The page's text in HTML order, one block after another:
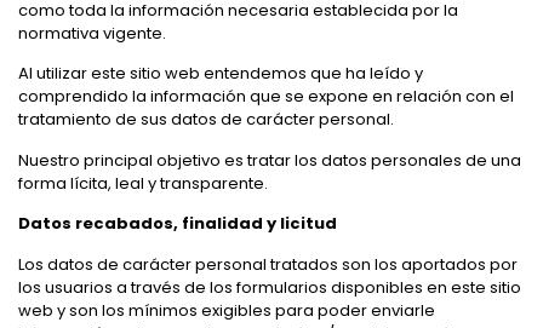
como toda la información necesaria establecida por la
normativa vigente.
Al utilizar este sitio web entendemos que ha leído y
comprendido la información que se expone en relación con el
tratamiento de sus datos de carácter personal.
Nuestro principal objetivo es tratar los datos personales de una
forma lícita, leal y transparente.
Datos recabados, finalidad y licitud
Los datos de carácter personal tratados son los aportados por
los usuarios a través de los formularios disponibles en este sitio
web y son los mínimos exigibles para poder enviarle